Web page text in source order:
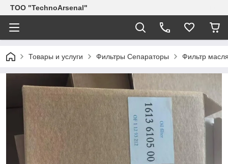
ТОО "TechnoArsenal"
Товары и услуги Фильтры Сепараторы Фильтр